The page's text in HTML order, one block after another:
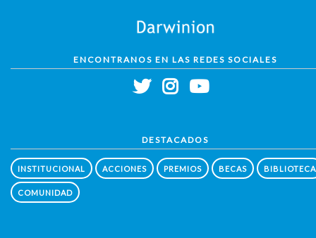
ENCONTRANOS EN LAS REDES SOCIALES
DESTACADOS
INSTITUCIONAL ACCIONES PREMIOS BECAS BIBLIOTECA
COMUNIDAD